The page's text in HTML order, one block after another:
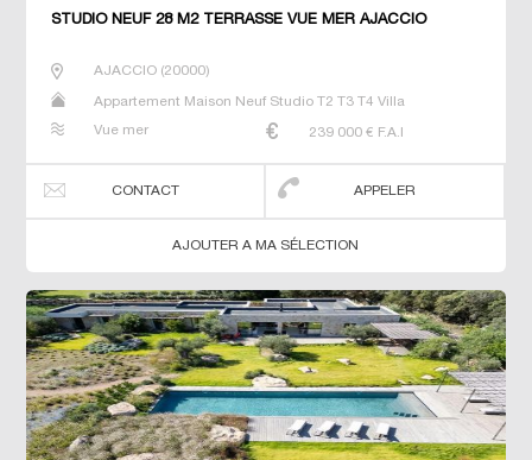
STUDIO NEUF 28 M2 TERRASSE VUE MER AJACCIO
AJACCIO(20000)
Appartement Maison Neuf Studio T2 T3 T4 Villa
Vue mer 239 000 € F.A.I
CONTACT APPELER
AJOUTER A MA SÉLECTION